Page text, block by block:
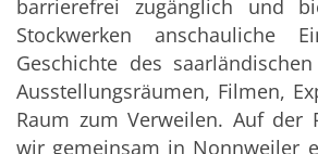
barrierefrei zugänglich und
Stockwerken anschauliche
Geschichte des
Ausstellungsräumen, Filmen,
Raum zum Verweilen. Auf der
wir gemeinsam in Nonnweiler